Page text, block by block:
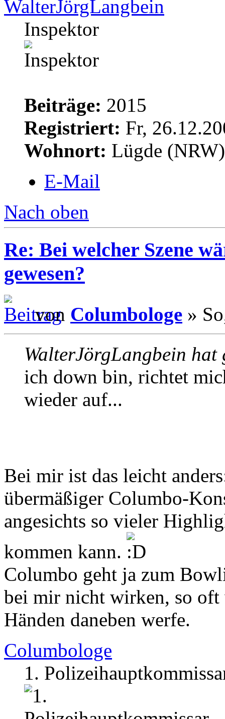
WalterJörgLangbein
Inspektor
Beiträge: 2015
Registriert: Fr,
Wohnort: Lügde (NRW)
E-Mail
Nach oben
Re: Bei welcher Szene
gewesen?
von Columbologe »
WalterJörgLangbein hat
ich down bin, richtet
wieder auf...
Bei mir ist das leicht
übermäßiger Columbo-
angesichts so vieler
kommen kann.
Columbo geht ja zum
bei mir nicht wirken, so
Händen daneben werfe.
Columbologe
1.